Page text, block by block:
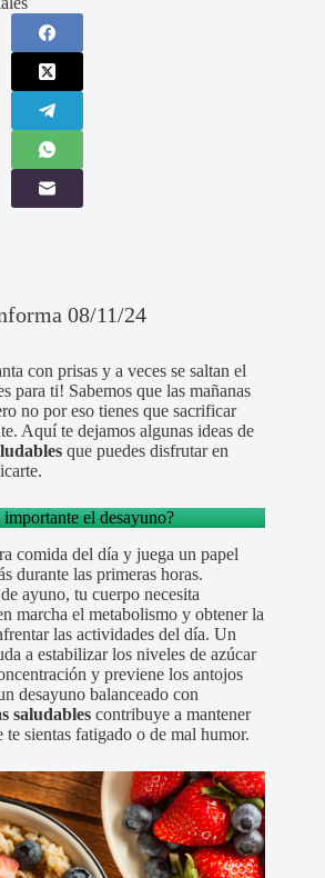
08/11/24
con prisas y a veces se saltan el
para ti! Sabemos que las mañanas
no por eso tienes que sacrificar
Aquí te dejamos algunas ideas de
que puedes disfrutar en
importante el desayuno?
comida del día y juega un papel
durante las primeras horas.
ayuno, tu cuerpo necesita
marcha el metabolismo y obtener la
las actividades del día. Un
a estabilizar los niveles de azúcar
y previene los antojos
desayuno balanceado con
saludables contribuye a mantener
te sientas fatigado o de mal humor.